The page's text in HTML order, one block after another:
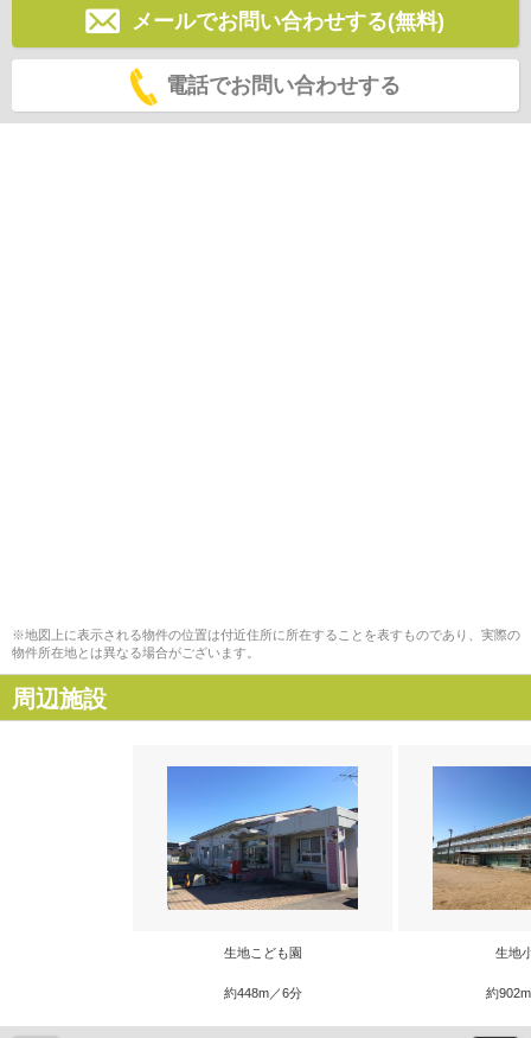
メールでお問い合わせする(無料)
電話でお問い合わせする
※地図上に表示される物件の位置は付近住所に所在することを表すものであり、実際の
物件所在地とは異なる場合がございます。
周辺施設
生地こども園
約448m／6分
生地
約